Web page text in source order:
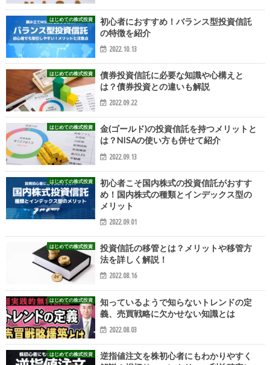
はじめての株式投資
初心者におすすめ！バランス型投資信託
の特徴を紹介
2022.10.13
はじめての株式投資
債券投資信託に必要な知識や心構えと
は？債券投資との違いも解説
2022.09.22
はじめての株式投資
金(ゴールド)の投資信託を持つメリットと
は？NISAの使い方も併せて紹介
2022.09.13
はじめての株式投資
初心者こそ国内株式の投資信託がおすす
め！国内株式の種類とインデックス型の
メリット
2022.09.01
はじめての株式投資
投資信託の移管とは？メリットや移管方
法を詳しく解説！
2022.08.16
はじめての株式投資
知っているようで知らないトレンドの定
義、売買戦略に欠かせない知識とは
2022.08.03
はじめての株式投資
逆指値注文を株初心者にもわかりやすく